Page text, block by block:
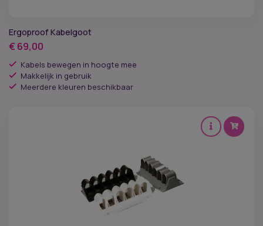
Ergoproof Kabelgoot
€ 69,00
Kabels bewegen in hoogte mee
Makkelijk in gebruik
Meerdere kleuren beschikbaar